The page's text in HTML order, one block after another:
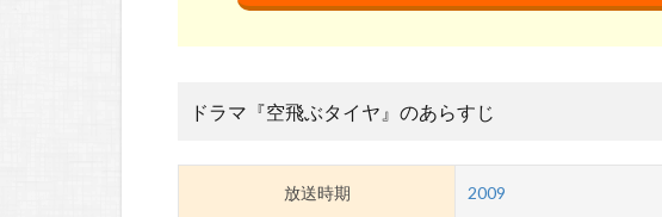
ドラマ『空飛ぶタイヤ』のあらすじ
放送時期 2009